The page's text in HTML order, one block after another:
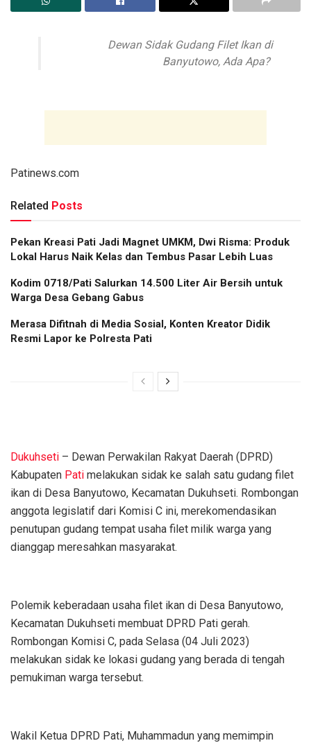
Dewan Sidak Gudang Filet Ikan di
Banyutowo, Ada Apa?
Patinews.com
Related Posts
Pekan Kreasi Pati Jadi Magnet UMKM, Dwi Risma: Produk
Lokal Harus Naik Kelas dan Tembus Pasar Lebih Luas
Kodim 0718/Pati Salurkan 14.500 Liter Air Bersih untuk
Warga Desa Gebang Gabus
Merasa Difitnah di Media Sosial, Konten Kreator Didik
Resmi Lapor ke Polresta Pati
Dukuhseti – Dewan Perwakilan Rakyat Daerah (DPRD)
Kabupaten Pati melakukan sidak ke salah satu gudang filet
ikan di Desa Banyutowo, Kecamatan Dukuhseti. Rombongan
anggota legislatif dari Komisi C ini, merekomendasikan
penutupan gudang tempat usaha filet milik warga yang
dianggap meresahkan masyarakat.
Polemik keberadaan usaha filet ikan di Desa Banyutowo,
Kecamatan Dukuhseti membuat DPRD Pati gerah.
Rombongan Komisi C, pada Selasa (04 Juli 2023)
melakukan sidak ke lokasi gudang yang berada di tengah
pemukiman warga tersebut.
Wakil Ketua DPRD Pati, Muhammadun yang memimpin